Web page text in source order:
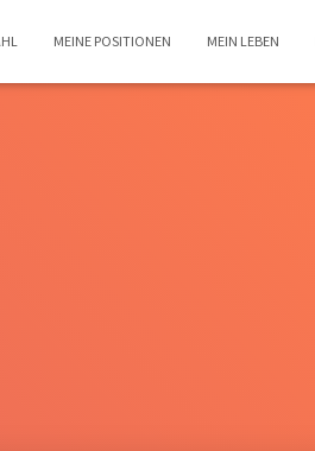
MEINE POSITIONEN MEIN LEBEN